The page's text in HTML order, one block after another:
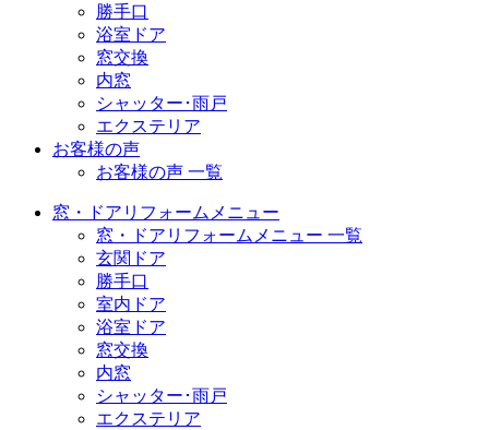
勝手口
浴室ドア
窓交換
内窓
シャッター･雨戸
エクステリア
お客様の声
お客様の声 一覧
窓・ドアリフォームメニュー
窓・ドアリフォームメニュー 一覧
玄関ドア
勝手口
室内ドア
浴室ドア
窓交換
内窓
シャッター･雨戸
エクステリア